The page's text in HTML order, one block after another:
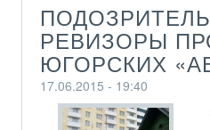
РЕВИЗОРЫ
ЮГОРСКИХ
17.06.2015 - 19:40